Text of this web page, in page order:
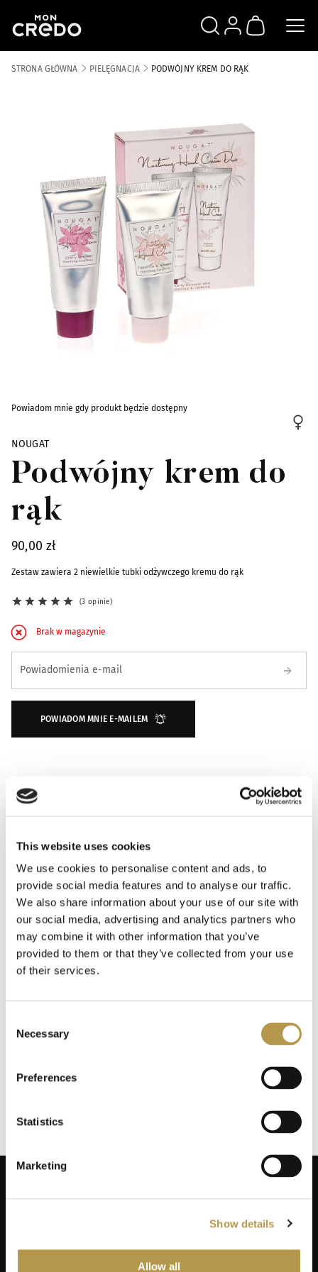
This website uses cookies
We use cookies to personalise content and ads, to
provide social media features and to analyse our traffic.
We also share information about your use of our site with
our social media, advertising and analytics partners who
may combine it with other information that you’ve
provided to them or that they’ve collected from your use
of their services.
Selection
Necessary
Preferences
Statistics
Marketing
Show details
Allow all
SZUKAJZALOGUJ SIĘ
KOSZYK
STRONA GŁÓWNA PIELĘGNACJA PODWÓJNY KREM DO RĄK
Powiadom mnie gdy produkt będzie dostępny
NOUGAT
Podwójny krem do
rąk
90,00 zł
Zestaw zawiera 2 niewielkie tubki odżywczego kremu do rąk
3 opinie
Brak w magazynie
Zapisz się na powiadomienie o dostępności
Powiadomienia e-mail
POWIADOM MNIE E-MAILEM
NUTY ZAPACHOWE
INFORMACJE O PRODUKCIE
informacje promocyjne, oferty limitowane i kupony!